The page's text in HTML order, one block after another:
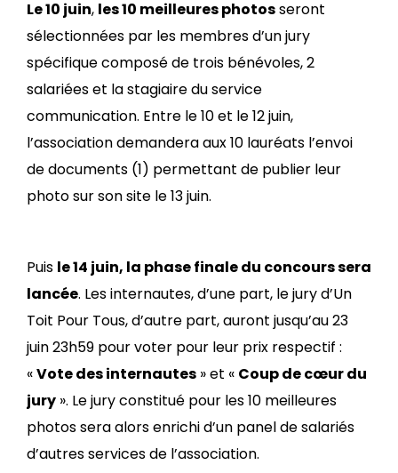
Le10 juin, les 10 meilleures photosseront
sélectionnées par les membres d’un jury
spécifique composé de trois bénévoles, 2
salariées et la stagiaire du service
communication. Entre le 10 et le 12 juin,
l’association demandera aux 10 lauréats l’envoi
de documents (1) permettant de publier leur
photo sur son site le 13 juin.
Puis le 14 juin, la phase finale du concours sera
lancée. Les internautes, d’une part, le jury d’Un
Toit Pour Tous, d’autre part, auront jusqu’au 23
juin 23h59 pour voter pour leur prix respectif :
«Vote des internautes » et « Coup de cœur du
jury ». Le jury constitué pour les 10 meilleures
photos sera alors enrichi d’un panel de salariés
d’autres services de l’association.